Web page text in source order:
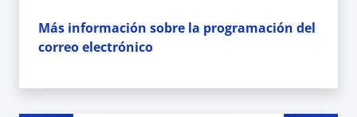
Más información sobre la programación del
correo electrónico